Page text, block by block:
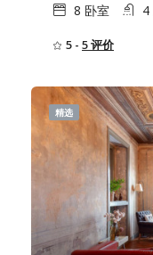
8 卧室 4
5 - 5 评价
精选